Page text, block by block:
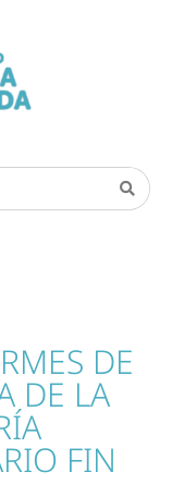
DE
DE LA
FIN